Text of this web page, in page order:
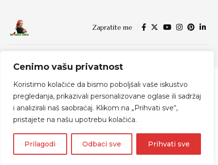
Cenimo vašu privatnost
Koristimo kolačiće da bismo poboljšali vaše iskustvo
pregledanja, prikazivali personalizovane oglase ili sadržaj
i analizirali naš saobraćaj. Klikom na „Prihvati sve“,
pristajete na našu upotrebu kolačića.
Prilagodi Odbaci sve Prihvati sve
Zapratite me